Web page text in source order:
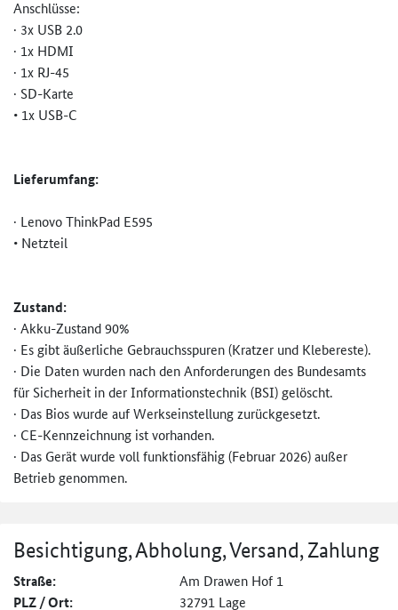
Anschlüsse:
· 3x USB 2.0
· 1x HDMI
· 1x RJ-45
· SD-Karte
• 1x USB-C
Lieferumfang:
· Lenovo ThinkPad E595
• Netzteil
Zustand:
· Akku-Zustand 90%
· Es gibt äußerliche Gebrauchsspuren (Kratzer und Klebereste).
· Die Daten wurden nach den Anforderungen des Bundesamts
für Sicherheit in der Informationstechnik (BSI) gelöscht.
· Das Bios wurde auf Werkseinstellung zurückgesetzt.
· CE-Kennzeichnung ist vorhanden.
· Das Gerät wurde voll funktionsfähig (Februar 2026) außer
Betrieb genommen.
Besichtigung, Abholung, Versand, Zahlung
Straße: Am Drawen Hof 1
PLZ / Ort: 32791 Lage